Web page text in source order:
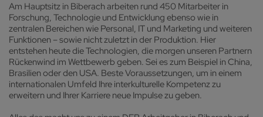
Am Hauptsitz in Biberach arbeiten rund 450 Mitarbeiter in
Forschung, Technologie und Entwicklung ebenso wie in
zentralen Bereichen wie Personal, IT und Marketing und weiteren
Funktionen – sowie nicht zuletzt in der Produktion. Hier
entstehen heute die Technologien, die morgen unseren Partnern
Rückenwind im Wettbewerb geben. Sei es zum Beispiel in China,
Brasilien oder den USA. Beste Voraussetzungen, um in einem
internationalen Umfeld Ihre interkulturelle Kompetenz zu
erweitern und Ihrer Karriere neue Impulse zu geben.